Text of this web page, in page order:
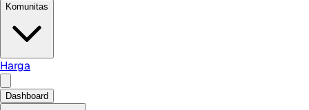
Komunitas
Harga
Dashboard